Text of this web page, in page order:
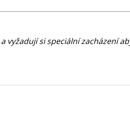
vyžadují si speciální zacházení